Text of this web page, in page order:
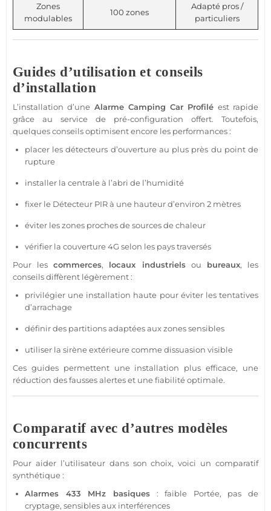
Zones
modulables
100 zones
Adapté pros /
particuliers
Guides d’utilisation et conseils
d’installation
L’installation d’une Alarme Camping Car Profilé est rapide
grâce au service de pré-configuration offert. Toutefois,
quelques conseils optimisent encore les performances :
placer les détecteurs d’ouverture au plus près du point de
rupture
installer la centraleà l’abri de l’humidité
fixer le Détecteur PIR à une hauteur d’environ 2 mètres
éviter les zones proches de sources de chaleur
vérifier la couverture4G selon les pays traversés
Pour lescommerces, locaux industrielsou bureaux, les
conseils diffèrent légèrement :
privilégier une installation haute pour éviter les tentatives
d’arrachage
définir des partitions adaptées aux zones sensibles
utiliser la sirèneextérieurecomme dissuasion visible
Ces guides permettent une installation plus efficace, une
réduction des fausses alertes et une fiabilité optimale.
Comparatif avec d’autres modèles
concurrents
Pour aider l’utilisateur dans son choix, voici un comparatif
synthétique :
Alarmes 433 MHz basiques: faible Portée, pas de
cryptage, sensibles aux interférences